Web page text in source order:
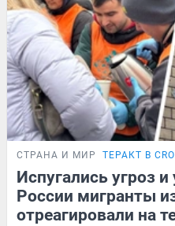
СТРАНА И МИР ТЕРАКТ В
Испугались угроз
России мигранты
отреагировали на